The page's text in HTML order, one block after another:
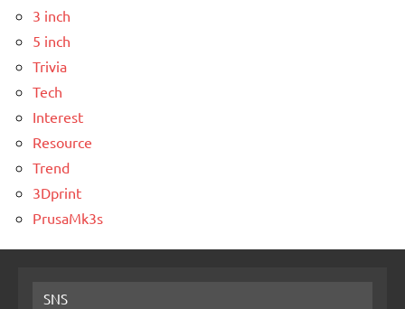
3 inch
5 inch
Trivia
Tech
Interest
Resource
Trend
3Dprint
PrusaMk3s
SNS